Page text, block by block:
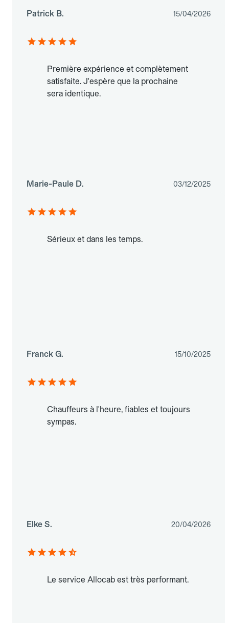
Patrick B. 15/04/2026
Première expérience et complètement
satisfaite. J'espère que la prochaine
sera identique.
Marie-Paule D. 03/12/2025
Sérieux et dans les temps.
Franck G. 15/10/2025
Chauffeurs à l'heure, fiables et toujours
sympas.
Elke S. 20/04/2026
Le service Allocab est très performant.